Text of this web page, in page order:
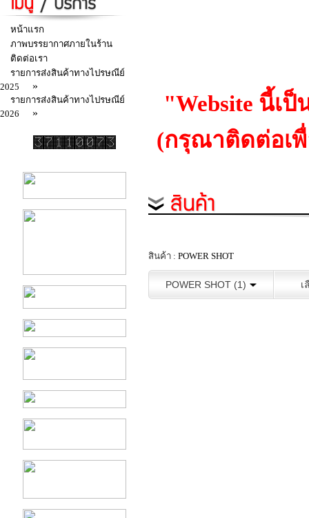
หน้าแรก
ภาพบรรยากาศภายในร้าน
ติดต่อเรา
รายการส่งสินค้าทางไปรษณีย์
2025
»
รายการส่งสินค้าทางไปรษณีย์
2026
»
"Website นี้เ
(กรุณาติดต่อเ
สินค้า : POWER SHOT
POWER SHOT (1) เ